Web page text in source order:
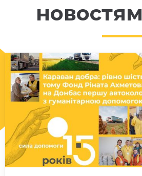
новостям